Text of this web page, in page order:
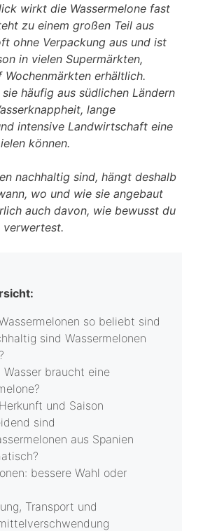
wirkt die Wassermelone fast
zu einem großen Teil aus
ohne Verpackung aus und ist
in vielen Supermärkten,
Wochenmärkten erhältlich.
häufig aus südlichen Ländern
lange
intensive Landwirtschaft eine
können.
nachhaltig sind, hängt deshalb
wo und wie sie angebaut
auch davon, wie bewusst du
verwertest.
so beliebt sind
sind Wassermelonen
Wasser braucht eine
und Saison
sind
aus Spanien
bessere Wahl oder
Transport und